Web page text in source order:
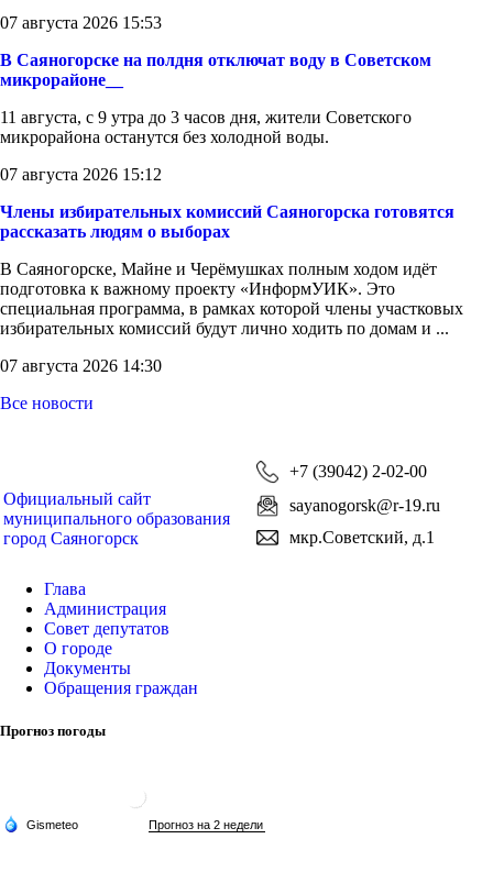
07 августа 2026 15:53
В Саяногорске на полдня отключат воду в Советском
микрорайоне__
11 августа, с 9 утра до 3 часов дня, жители Советского
микрорайона останутся без холодной воды.
07 августа 2026 15:12
Члены избирательных комиссий Саяногорска готовятся
рассказать людям о выборах
В Саяногорске, Майне и Черёмушках полным ходом идёт
подготовка к важному проекту «ИнформУИК». Это
специальная программа, в рамках которой члены участковых
избирательных комиссий будут лично ходить по домам и ...
07 августа 2026 14:30
Все новости
Официальный сайт
муниципального образования
город Саяногорск
+7 (39042) 2-02-00
sayanogorsk@r-19.ru
мкр.Советский, д.1
Глава
Администрация
Совет депутатов
О городе
Документы
Обращения граждан
Прогноз погоды